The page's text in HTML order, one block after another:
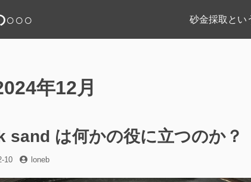
○○○ 砂金採取とい
年12月
sand は何かの役に立つのか？
10
投loneb